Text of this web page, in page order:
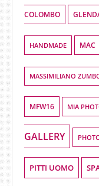
COLOMBO
HANDMADE MAC
MASSIMILIANO
MFW16 MIA
GALLERY
PITTI UOMO